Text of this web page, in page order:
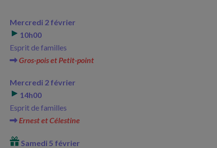
Mercredi 2 février
10h00
Esprit de familles
Gros-pois et Petit-point
Mercredi 2 février
14h00
Esprit de familles
Ernest et Célestine
Samedi 5 février